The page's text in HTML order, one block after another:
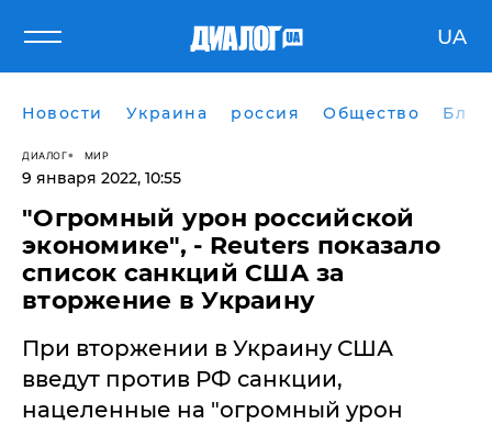
UA
Новости Украина россия Общество
ДИАЛОГ МИР
9 января 2022, 10:55
"Огромный урон российской
экономике", - Reuters показало
список санкций США за
вторжение в Украину
При вторжении в Украину США
введут против РФ санкции,
нацеленные на "огромный урон